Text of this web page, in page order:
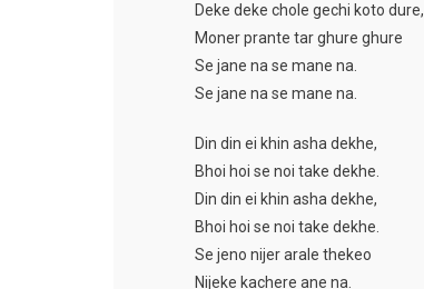
Deke deke chole gechi koto dure,
Moner prante tar ghure ghure
Se jane na se mane na.
Se jane na se mane na.
Din din ei khin asha dekhe,
Bhoi hoi se noi take dekhe.
Din din ei khin asha dekhe,
Bhoi hoi se noi take dekhe.
Se jeno nijer arale thekeo
Nijeke kachere ane na.